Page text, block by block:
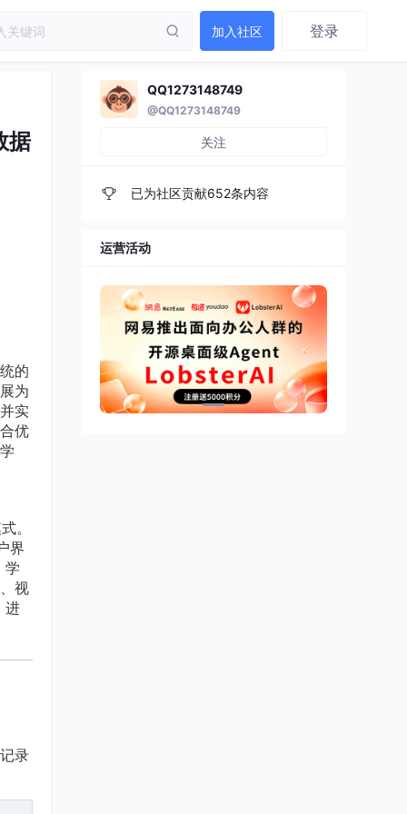
加入社区 登录
据
的
为
实
优
。
界
学
视
进
录
QQ1273148749
@QQ1273148749
关注
已为社区贡献652条内容
运营活动